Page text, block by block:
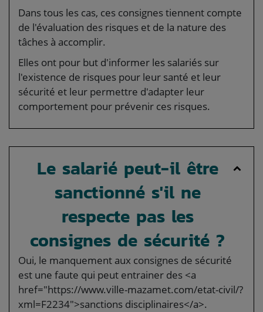
Dans tous les cas, ces consignes tiennent compte
de l'évaluation des risques et de la nature des
tâches à accomplir.
Elles ont pour but d'informer les salariés sur
l'existence de risques pour leur santé et leur
sécurité et leur permettre d'adapter leur
comportement pour prévenir ces risques.
Le salarié peut-il être
sanctionné s'il ne
respecte pas les
consignes de sécurité ?
Oui, le manquement aux consignes de sécurité
est une faute qui peut entrainer des <a
href="https://www.ville-mazamet.com/etat-civil/?
xml=F2234">sanctions disciplinaires</a>.